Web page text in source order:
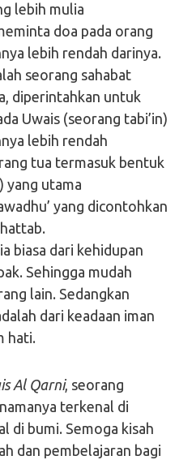
lebih mulia
doa pada orang
lebih rendah darinya.
seorang sahabat
diperintahkan untuk
Uwais (seorang tabi’in)
lebih rendah
tua termasuk bentuk
yang utama
yang dicontohkan
biasa dari kehidupan
Sehingga mudah
lain. Sedangkan
dari keadaan iman
hati.
Al Qarni, seorang
terkenal di
di bumi. Semoga kisah
dan pembelajaran bagi